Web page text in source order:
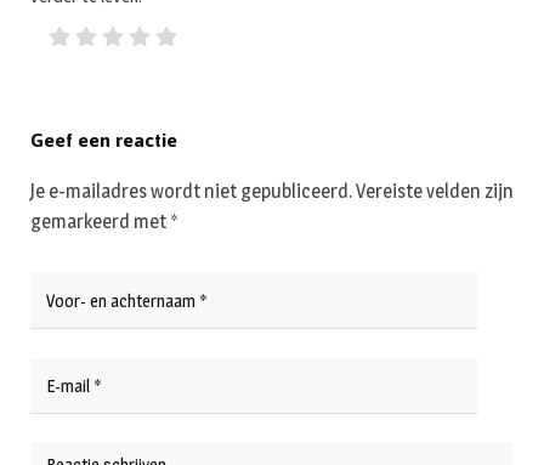
Geef een reactie
Je e-mailadres wordt niet gepubliceerd.Vereiste velden zijn
gemarkeerd met *